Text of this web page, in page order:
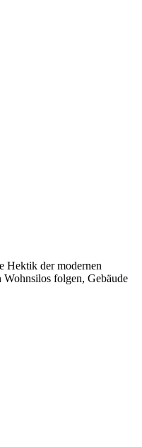
Hektik der modernen
folgen, Gebäude